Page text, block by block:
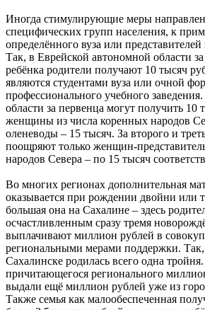
Иногда стимулирующие меры
специфических групп населения, к
определённого вуза или представителей
Так, в Еврейской автономной области
ребёнка родители получают 10 тысяч
являются студентами вуза или очной
профессионального учебного
области за первенца могут получить 10
женщины из числа коренных народов
оленеводы – 15 тысяч. За второго и
поощряют только женщин-
народов Севера – по 15 тысяч
Во многих регионах дополнительная
оказывается при рождении двойни или
большая она на Сахалине – здесь
осчастливленным сразу тремя
выплачивают миллион рублей в
региональными мерами поддержки.
Сахалинске родилась всего одна
причитающегося регионального
выдали ещё миллион рублей уже из
Также семья как малообеспеченная